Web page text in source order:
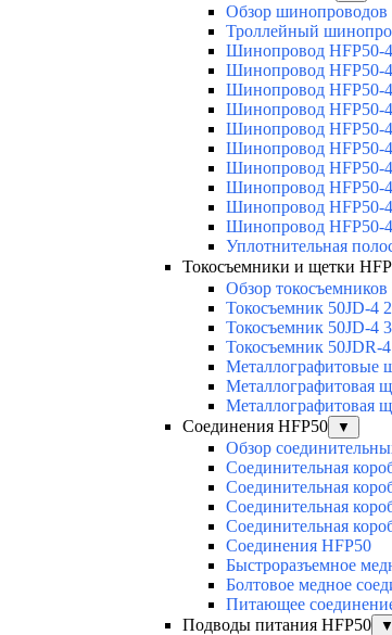
Обзор шинопроводов
Троллейный
Шинопровод HFP50-
Шинопровод HFP50-
Шинопровод HFP50-
Шинопровод HFP50-
Шинопровод HFP50-
Шинопровод HFP50-
Шинопровод HFP50-
Шинопровод HFP50-
Шинопровод HFP50-
Шинопровод HFP50-
Уплотнительная
Токосъемники и щетки
Обзор
Токосъемник 50JD-4
Токосъемник 50JD-4
Токосъемник 50JDR-
Металлографитовые
Металлографитовая
Металлографитовая
Соединения HFP50
▼
Обзор
Соединительная
Соединительная
Соединительная
Соединительная
Соединения HFP50
Быстроразъемное
Болтовое медное
Питающее
Подводы питания HFP50
▼